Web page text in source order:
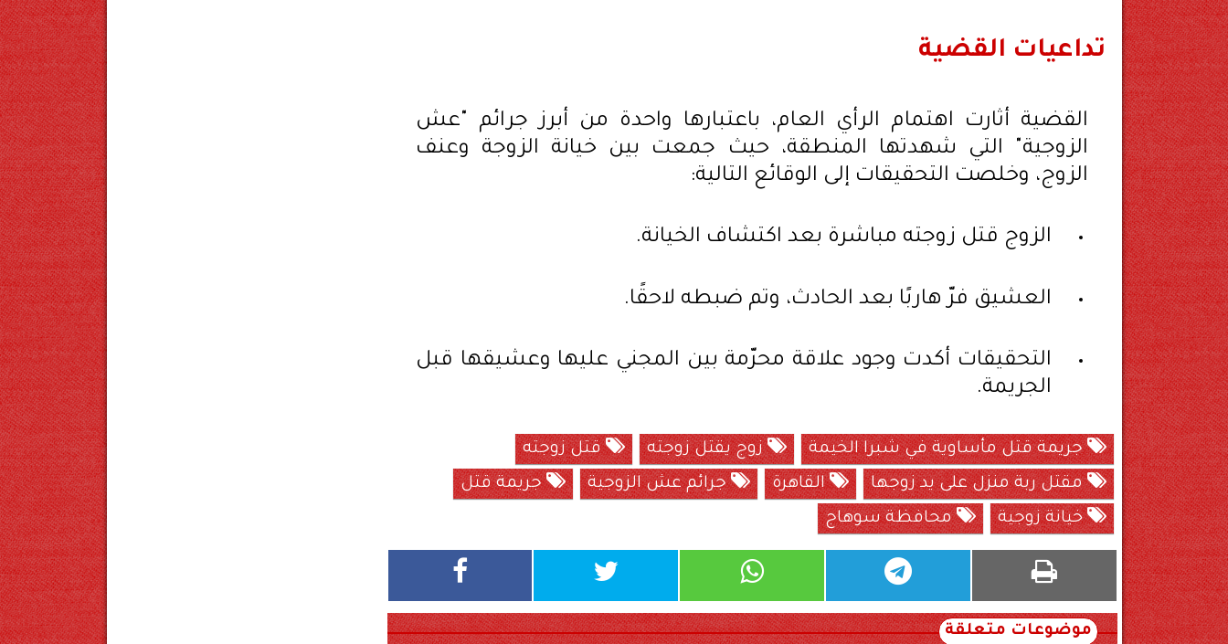
تداعيات القضية
القضية أثارت اهتمام الرأي العام، باعتبارها واحدة من أبرز جرائم "عش
الزوجية" التي شهدتها المنطقة، حيث جمعت بين خيانة الزوجة وعنف
الزوج، وخلصت التحقيقات إلى الوقائع التالية:
الزوج قتل زوجته مباشرة بعد اكتشاف الخيانة.
العشيق فرّ هاربًا بعد الحادث، وتم ضبطه لاحقًا.
التحقيقات أكدت وجود علاقة محرّمة بين المجني عليها وعشيقها قبل
الجريمة.
جريمة قتل مأساوية في شبرا الخيمة زوج يقتل زوجته
قتل زوجته
مقتل ربة منزل على يد زوجها
القاهرة جرائم عش الزوجية
جريمة قتل
خيانة زوجية
محافظة سوهاج
موضوعات متعلقة